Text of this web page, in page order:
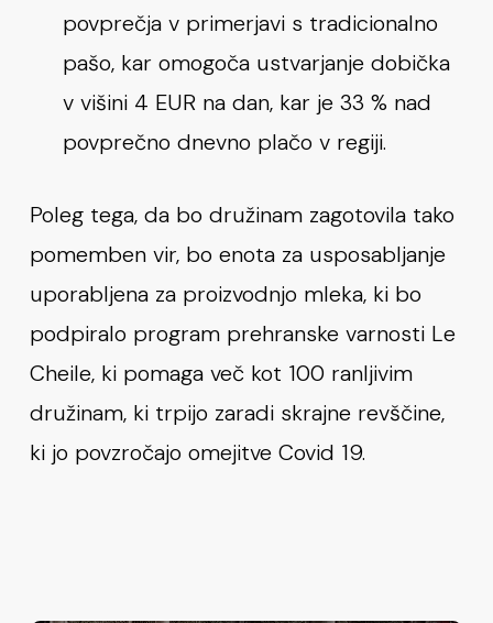
povprečja v primerjavi s tradicionalno
pašo, kar omogoča ustvarjanje dobička
v višini 4 EUR na dan, kar je 33 % nad
povprečno dnevno plačo v regiji.
Poleg tega, da bo družinam zagotovila tako
pomemben vir, bo enota za usposabljanje
uporabljena za proizvodnjo mleka, ki bo
podpiralo program prehranske varnosti Le
Cheile, ki pomaga več kot 100 ranljivim
družinam, ki trpijo zaradi skrajne revščine,
ki jo povzročajo omejitve Covid 19.